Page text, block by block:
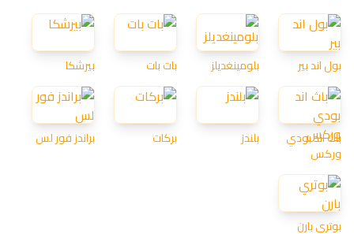
بول اند بير بلومينغديلز بات بات بيرشكا
باث اند بودي
وركس
بلندز بركات براندز فور لس
بوتري بارن